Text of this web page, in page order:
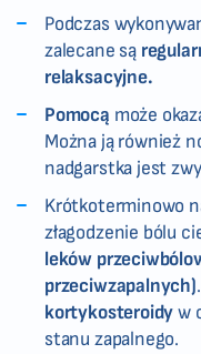
Podczas
zalecane są
relaksacyjne.
Pomocą może
Można ją również
nadgarstka jest
Krótkoterminowo
złagodzenie bólu
leków
przeciwzapalnych)
kortykosteroidyw
stanu zapalnego.